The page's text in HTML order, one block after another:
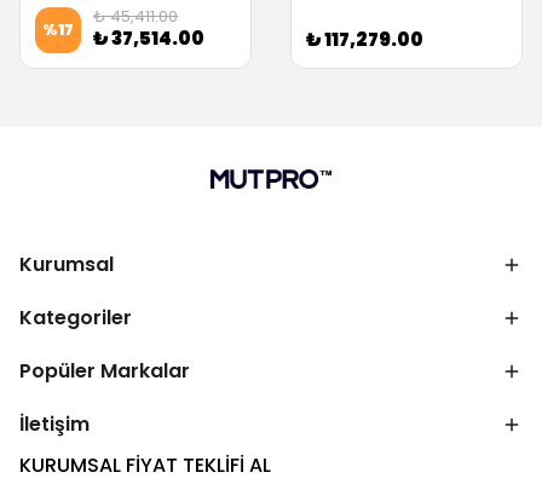
%17
₺ 45,411.00
₺ 37,514.00 ₺ 117,279.00
Kurumsal
Kategoriler
Popüler Markalar
İletişim
KURUMSAL FİYAT TEKLİFİ AL